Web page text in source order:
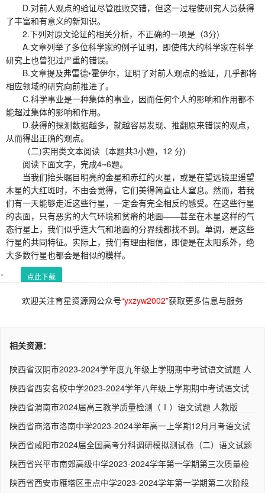
D.对前人观点的验证尽管胜败交错，但这一过程使研究人员获得
了丰富和有意义的新知识。
2.下列对原文论证的相关分析，不正确的一项是（3分)
A.文章列举了多位科学家的例子证明，即使伟大的科学家在科学
研究上也曾犯过严重的错误。
B.文章提及弗雷德•霍伊尔，证明了对前人观点的验证，几乎都将
相应领域的研究向前推进了。
C.科学事业是一种集体的事业，因而任何个人的影响和作用都不
能超过集体的影响和作用。
D.获得的探测数据越多，就越容易发现、推翻原来错误的观点，
从而得出正确的观点。
（二)实用类文本阅读（本题共3小题，12 分)
阅读下面文字，完成4~6题。
当我们抬头瞩目明亮的金星和赤红的火星，或是在望远镜里遥望
木星的大红斑时，不由会觉得，它们美得简直让人窒息。然而，若我
们有一天能够走近这些行星，一定会有完全相反的感受。在这些行星
的表面，只有恶劣的大气环境和贫瘠的地面——甚至在木星这样的气
态行星上，我们似乎连大气和地面的分界线都找不到。单调，是这些
行星的共同特征。实际上，我们有理由相信，即便是在太阳系外，绝
大多数行星也都会是相似的模样。
点此下载
欢迎关注育星资源网公众号“yxzyw2002”获取更多信息与服务
相关资源：
陕西省汉阴市2023-2024学年度九年级上学期期中考试语文试题 人
陕西省西安名校中学2023-2024学年八年级上学期期中考试语文试
陕西省渭南市2024届高三教学质量检测（Ⅰ）语文试题 人教版
陕西省商洛市洛南中学2023-2024学年高一上学期12月月考语文试
陕西省咸阳市2024届全国高考分科调研模拟测试卷（二）语文试题
陕西省兴平市南郊高级中学2023-2024学年第一学期第三次质量检
陕西省西安市雁塔区重点中学2023-2024学年第一学期第二次阶段